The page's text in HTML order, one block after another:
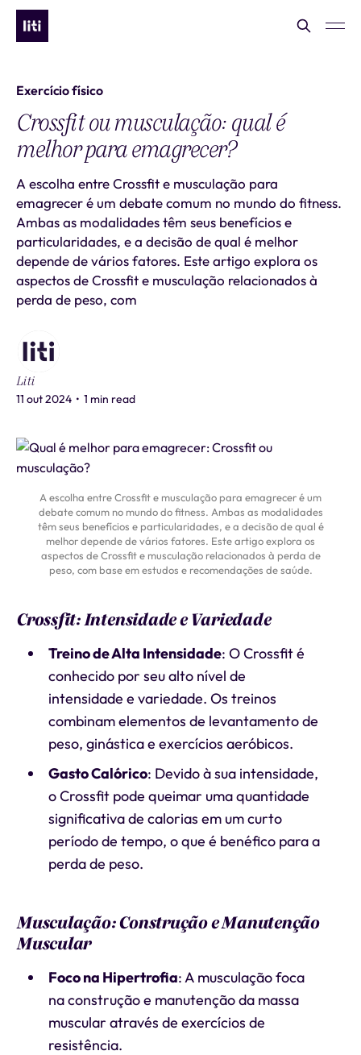
Exercício físico
Crossfit ou musculação: qual é
melhor para emagrecer?
A escolha entre Crossfit e musculação para
emagrecer é um debate comum no mundo do fitness.
Ambas as modalidades têm seus benefícios e
particularidades, e a decisão de qual é melhor
depende de vários fatores. Este artigo explora os
aspectos de Crossfit e musculação relacionados à
perda de peso, com
Liti
11 out 2024 • 1 min read
A escolha entre Crossfit e musculação para emagrecer é um
debate comum no mundo do fitness. Ambas as modalidades
têm seus benefícios e particularidades, e a decisão de qual é
melhor depende de vários fatores. Este artigo explora os
aspectos de Crossfit e musculação relacionados à perda de
peso, com base em estudos e recomendações de saúde.
Crossfit: Intensidade e Variedade
Treino de Alta Intensidade: O Crossfit é
conhecido por seu alto nível de
intensidade e variedade. Os treinos
combinam elementos de levantamento de
peso, ginástica e exercícios aeróbicos.
Gasto Calórico: Devido à sua intensidade,
o Crossfit pode queimar uma quantidade
significativa de calorias em um curto
período de tempo, o que é benéfico para a
perda de peso.
Musculação: Construção e Manutenção
Muscular
Foco na Hipertrofia: A musculação foca
na construção e manutenção da massa
muscular através de exercícios de
resistência.